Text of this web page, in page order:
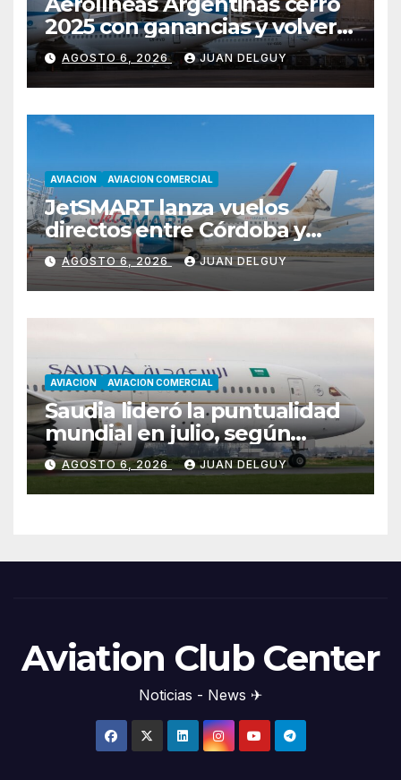
2025 con ganancias y volverá
a pagar impuesto a las
ganancias
AGOSTO 6, 2026 JUAN DELGUY
AVIACION AVIACION COMERCIAL
JetSMART lanza vuelos
directos entre Córdoba y
Florianópolis
AGOSTO 6, 2026 JUAN DELGUY
AVIACION AVIACION COMERCIAL
Saudia lideró la puntualidad
mundial en julio, según
Cirium
AGOSTO 6, 2026 JUAN DELGUY
Aviation Club Center
Noticias - News ✈